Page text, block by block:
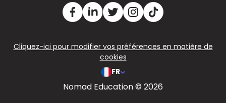
Cliquez-ici pour modifier vos préférences en matière de
cookies
FR
Nomad Education © 2026